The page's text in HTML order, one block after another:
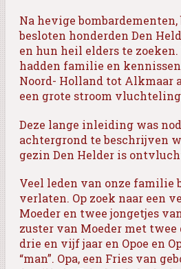
Na hevige bombardementen,
besloten honderden Den
en hun heil elders te
hadden familie en
Noord- Holland tot Alkmaar
een grote stroom
Deze lange inleiding was
achtergrond te beschrijven
gezin Den Helder is
Veel leden van onze familie
verlaten. Op zoek naar een
Moeder en twee jongetjes
zuster van Moeder met
drie en vijf jaar en Opoe en
“man”. Opa, een Fries van